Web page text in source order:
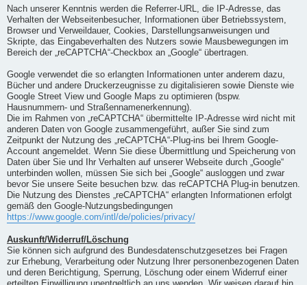
Nach unserer Kenntnis werden die Referrer-URL, die IP-Adresse, das
Verhalten der Webseitenbesucher, Informationen über Betriebssystem,
Browser und Verweildauer, Cookies, Darstellungsanweisungen und
Skripte, das Eingabeverhalten des Nutzers sowie Mausbewegungen im
Bereich der „reCAPTCHA“-Checkbox an „Google“ übertragen.
Google verwendet die so erlangten Informationen unter anderem dazu,
Bücher und andere Druckerzeugnisse zu digitalisieren sowie Dienste wie
Google Street View und Google Maps zu optimieren (bspw.
Hausnummern- und Straßennamenerkennung).
Die im Rahmen von „reCAPTCHA“ übermittelte IP-Adresse wird nicht mit
anderen Daten von Google zusammengeführt, außer Sie sind zum
Zeitpunkt der Nutzung des „reCAPTCHA“-Plug-ins bei Ihrem Google-
Account angemeldet. Wenn Sie diese Übermittlung und Speicherung von
Daten über Sie und Ihr Verhalten auf unserer Webseite durch „Google“
unterbinden wollen, müssen Sie sich bei „Google“ ausloggen und zwar
bevor Sie unsere Seite besuchen bzw. das reCAPTCHA Plug-in benutzen.
Die Nutzung des Dienstes „reCAPTCHA“ erlangten Informationen erfolgt
gemäß den Google-Nutzungsbedingungen
https://www.google.com/intl/de/policies/privacy/
Auskunft/Widerruf/Löschung
Sie können sich aufgrund des Bundesdatenschutzgesetzes bei Fragen
zur Erhebung, Verarbeitung oder Nutzung Ihrer personenbezogenen Daten
und deren Berichtigung, Sperrung, Löschung oder einem Widerruf einer